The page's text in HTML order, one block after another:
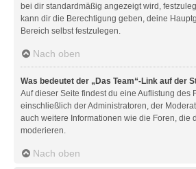
bei dir standardmäßig angezeigt wird,
kann dir die Berechtigung geben, deine
Bereich selbst festzulegen.
Nach oben
Was bedeutet der „Das Team“-Link auf der
Auf dieser Seite findest du eine Auflistung des
einschließlich der Administratoren, der
auch weitere Informationen wie die Foren, die
moderieren.
Nach oben